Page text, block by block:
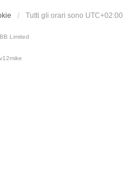
Tutti gli orari sono UTC+02:00
Limited